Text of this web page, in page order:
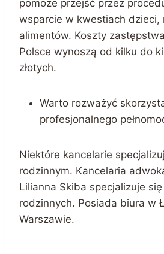
pomoże przejść przez
wsparcie w kwestiach dzieci,
alimentów. Koszty
Polsce wynoszą od kilku do
złotych.
Warto rozważyć
profesjonalnego
Niektóre kancelarie
rodzinnym. Kancelaria
Lilianna Skiba specjalizuje
rodzinnych. Posiada biura w
Warszawie.